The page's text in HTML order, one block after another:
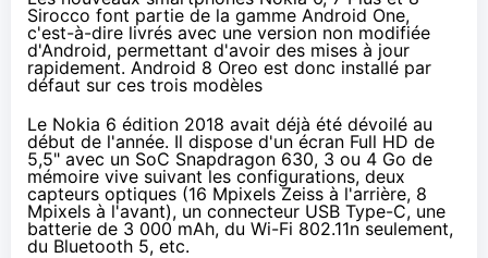
Sirocco font partie de la gamme Android One,
c'est-à-dire livrés avec une version non modifiée
d'Android, permettant d'avoir des mises à jour
rapidement. Android 8 Oreo est donc installé par
défaut sur ces trois modèles
Le Nokia 6 édition 2018 avait déjà été dévoilé au
début de l'année. Il dispose d'un écran Full HD de
5,5" avec un SoC Snapdragon 630, 3 ou 4 Go de
mémoire vive suivant les configurations, deux
capteurs optiques (16 Mpixels Zeiss à l'arrière, 8
Mpixels à l'avant), un connecteur USB Type-C, une
batterie de 3 000 mAh, du Wi-Fi 802.11n seulement,
du Bluetooth 5, etc.